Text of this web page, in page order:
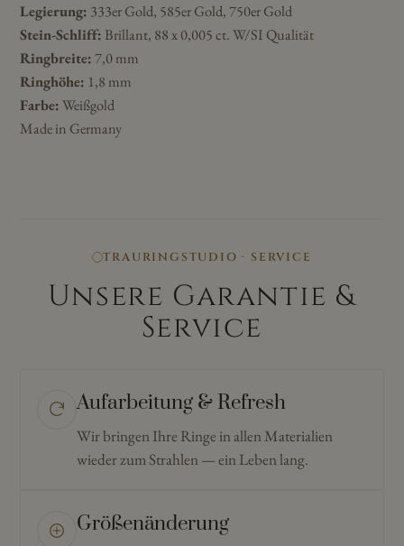
Legierung: 333er Gold, 585er Gold, 750er Gold
Stein-Schliff: Brillant, 88 x 0,005 ct. W/SI Qualität
Ringbreite:7,0 mm
Ringhöhe: 1,8 mm
Farbe:Weißgold
Made in Germany
TRAURINGSTUDIO · SERVICE
Unsere Garantie &
Service
Aufarbeitung & Refresh
Wir bringen Ihre Ringe in allen Materialien
wieder zum Strahlen — ein Leben lang.
Größenänderung